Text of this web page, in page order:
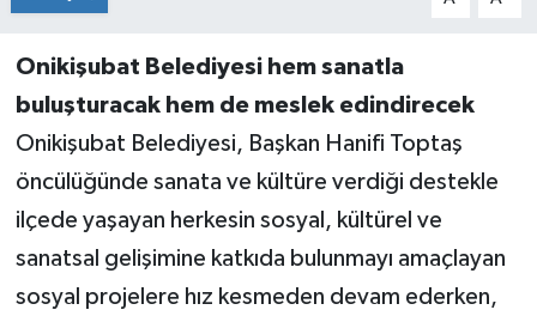
Onikişubat Belediyesi hem sanatla
buluşturacak hem de meslek edindirecek
Onikişubat Belediyesi, Başkan Hanifi Toptaş
öncülüğünde sanata ve kültüre verdiği destekle
ilçede yaşayan herkesin sosyal, kültürel ve
sanatsal gelişimine katkıda bulunmayı amaçlayan
sosyal projelere hız kesmeden devam ederken,